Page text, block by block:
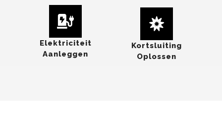
Elektriciteit
Aanleggen
Kortsluiting
Oplossen